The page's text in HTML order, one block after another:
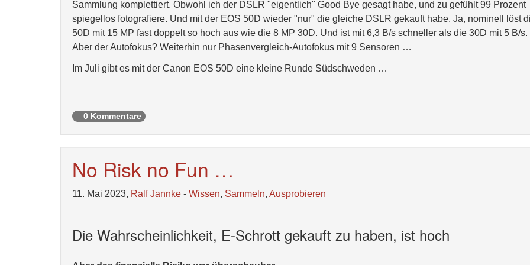
Sammlung komplettiert. Obwohl ich der DSLR "eigentlich" Good Bye gesagt habe, und zu gefühlt 99 Prozent
spiegellos fotografiere. Und mit der EOS 50D wieder "nur" die gleiche DSLR gekauft habe. Ja, nominell löst
50D mit 15 MP fast doppelt so hoch aus wie die 8 MP 30D. Und ist mit 6,3 B/s schneller als die 30D mit 5 B/s.
Aber der Autofokus? Weiterhin nur Phasenvergleich-Autofokus mit 9 Sensoren …
Im Juli gibt es mit der Canon EOS 50D eine kleine Runde Südschweden …
0 Kommentare
No Risk no Fun …
11. Mai 2023, Ralf Jannke - Wissen, Sammeln, Ausprobieren
Die Wahrscheinlichkeit, E-Schrott gekauft zu haben, ist hoch